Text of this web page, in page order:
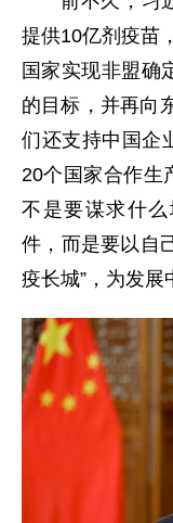
提供10亿剂疫苗
国家实现非盟确
的目标，并再向
们还支持中国企
20个国家合作生
不是要谋求什
件，而是要以自
疫长城”，为发展